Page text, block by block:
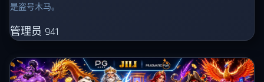
是盗号木马。
管理员 941